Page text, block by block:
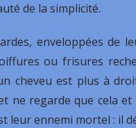
de la simplicité.
enveloppées de
ou frisures
cheveu est plus à
ne regarde que cela
leur ennemi mortel : il